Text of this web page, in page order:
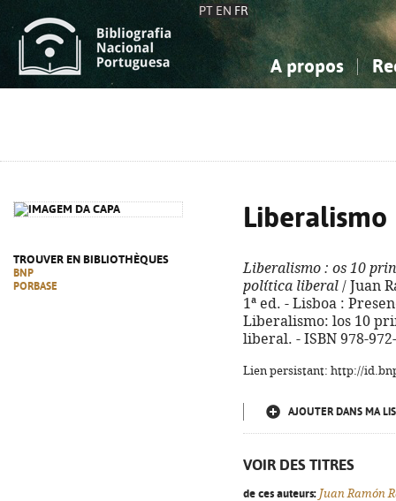
PT EN FR
A propos
TROUVER EN BIBLIOTHÈQUES
BNP
PORBASE
Liberalismo
Liberalismo : os 10
política liberal / Juan
1ª ed. - Lisboa :
Liberalismo: los 10
liberal. - ISBN 978-
Lien persistant: http://
AJOUTER DANS MA
VOIR DES TITRES
de ces auteurs: Juan Ramón